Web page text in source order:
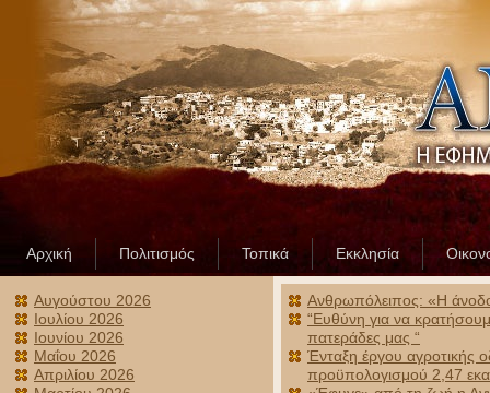
Αρχική Πολιτισμός Τοπικά Εκκλησία
Αυγούστου 2026
Ιουλίου 2026
Ιουνίου 2026
Μαΐου 2026
Απριλίου 2026
Ανθρωπόλειπος: «Η
“Ευθύνη για να
πατεράδες μας “
Ένταξη έργου αγροτικής
προϋπολογισμού 2,47